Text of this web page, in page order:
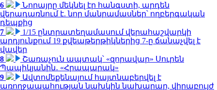
6
Նորայրը մեկնել էր հանգստի, արդեն
վերադառնում է. նոր մանրամասներ՝ ողբերգական
դեպքից
7
1/15 ընտրատեղամասում վերահաշվարկի
արդյունքում 19 քվեաթերթիկներից 7-ը ճանաչվել է
վավեր
8
Շառաչուն ապտակ՝ «զորավար» Սուրեն
Պապիկյանին․ «Հրապարակ»
9
Ավտոմեքենայում հայտնաբերվել է
առողջապահության նախկին նախարար, վիրաբույժ